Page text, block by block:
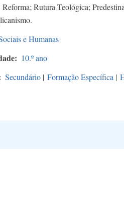
Reforma; Rutura Teológica;
e Humanas
10.º ano
Secundário | Formação Específica |